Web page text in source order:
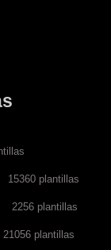
15360 plantillas
2256 plantillas
21056 plantillas